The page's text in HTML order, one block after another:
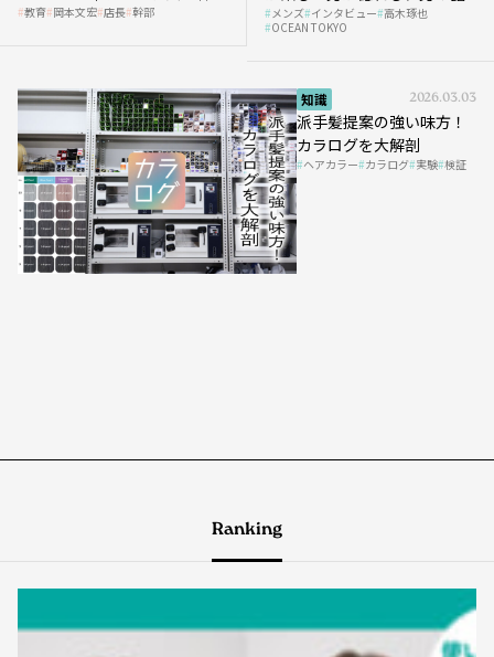
の「任せ方」
教育 岡本文宏 店長 幹部 メンズ インタビュー 高木琢也
OCEAN TOKYO
知識 2026.03.03
派手髪提案の強い味方！
カラログを大解剖
ヘアカラー カラログ 実験 検証
Ranking